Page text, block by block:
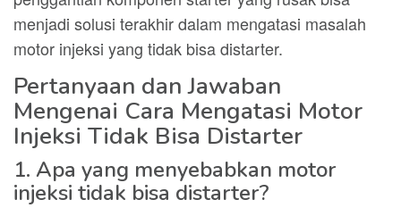
menjadi solusi terakhir dalam mengatasi masalah
motor injeksi yang tidak bisa distarter.
Pertanyaan dan Jawaban
Mengenai Cara Mengatasi Motor
Injeksi Tidak Bisa Distarter
1. Apa yang menyebabkan motor
injeksi tidak bisa distarter?